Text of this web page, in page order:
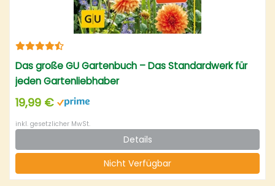
Das große GU Gartenbuch – Das Standardwerk für
jeden Gartenliebhaber
19,99 €
inkl. gesetzlicher MwSt.
Details
Nicht Verfügbar